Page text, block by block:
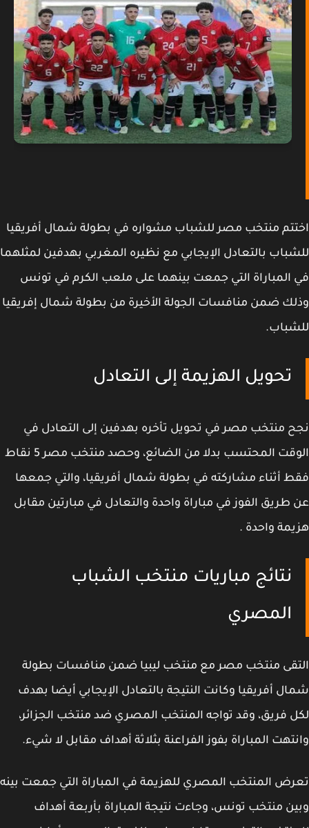
منتخب مصر للشباب مشواره في بطولة شمال أفريقيا
بالتعادل الإيجابي مع نظيره المغربي بهدفين لمثلهما
المباراة التي جمعت بينهما على ملعب الكرم في تونس
ضمن منافسات الجولة الأخيرة من بطولة شمال إفريقيا
تحويل الهزيمة إلى التعادل
منتخب مصر في تحويل تأخره بهدفين إلى التعادل في
الوقت المحتسب بدلا من الضائع، وحصد منتخب مصر 5 نقاط
أثناء مشاركته في بطولة شمال أفريقيا، والتي جمعها
الفوز في مباراة واحدة والتعادل في مبارتين مقابل
واحدة .
نتائج مباريات منتخب الشباب
المصري
منتخب مصر مع منتخب ليبيا ضمن منافسات بطولة
أفريقيا وكانت النتيجة بالتعادل الإيجابي أيضا بهدف
فريق، وقد تواجه المنتخب المصري ضد منتخب الجزائر،
المباراة بفوز الفراعنة بثلاثة أهداف مقابل لا شيء.
المنتخب المصري للهزيمة في المباراة التي جمعت بينه
منتخب تونس، وجاءت نتيجة المباراة بأربعة أهداف